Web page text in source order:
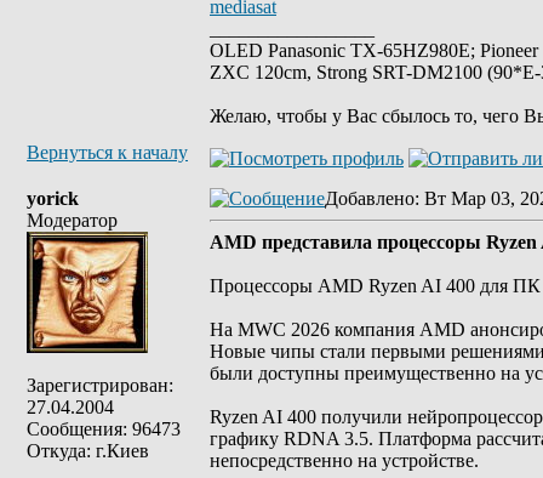
mediasat
OLED Panasonic TX-65HZ980E;
ZXC 120cm, Strong SRT-DM2100
Желаю, чтобы у Вас сбылось то, чего
Вернуться к началу
yorick
Модератор
Зарегистрирован:
27.04.2004
Сообщения: 96473
Откуда: г.Киев
Добавлено: Вт Мар 03,
AMD представила процессоры
Процессоры AMD Ryzen AI 400 для ПК
На MWC 2026 компания AMD
Новые чипы стали первыми
были доступны преимущественно на
Ryzen AI 400 получили
графику RDNA 3.5. Платформа
непосредственно на устройстве.